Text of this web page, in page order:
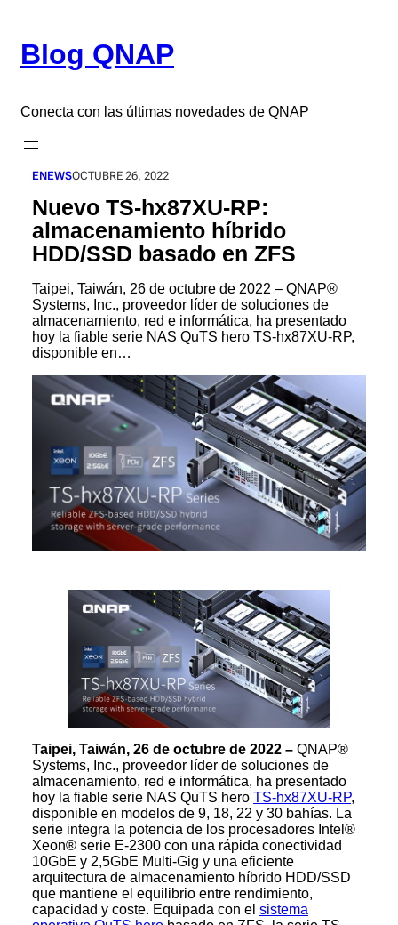
contenido
Blog QNAP
Conecta con las últimas novedades de QNAP
ENEWSOCTUBRE 26, 2022
Nuevo TS-hx87XU-RP:
almacenamiento híbrido
HDD/SSD basado en ZFS
Taipei, Taiwán, 26 de octubre de 2022 – QNAP®
Systems, Inc., proveedor líder de soluciones de
almacenamiento, red e informática, ha presentado
hoy la fiable serie NAS QuTS hero TS-hx87XU-RP,
disponible en…
Taipei, Taiwán, 26 de octubre de 2022 – QNAP®
Systems, Inc., proveedor líder de soluciones de
almacenamiento, red e informática, ha presentado
hoy la fiable serie NAS QuTS hero TS-hx87XU-RP,
disponible en modelos de 9, 18, 22 y 30 bahías. La
serie integra la potencia de los procesadores Intel®
Xeon® serie E-2300 con una rápida conectividad
10GbE y 2,5GbE Multi-Gig y una eficiente
arquitectura de almacenamiento híbrido HDD/SSD
que mantiene el equilibrio entre rendimiento,
capacidad y coste. Equipada con el sistema